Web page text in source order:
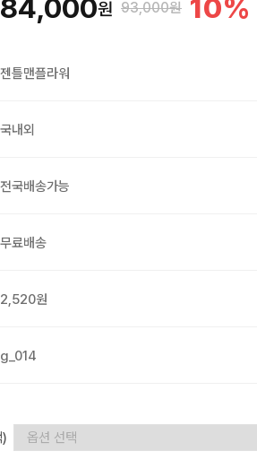
84,000원 93,000원 10%
젠틀맨플라워
국내외
전국배송가능
무료배송
2,520원
g_014